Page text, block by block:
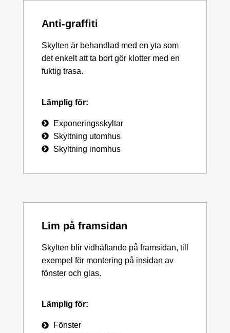
Anti-graffiti
Skylten är behandlad med en yta som
det enkelt att ta bort gör klotter med en
fuktig trasa.
Lämplig för:
Exponeringsskyltar
Skyltning utomhus
Skyltning inomhus
Lim på framsidan
Skylten blir vidhäftande på framsidan, till
exempel för montering på insidan av
fönster och glas.
Lämplig för:
Fönster